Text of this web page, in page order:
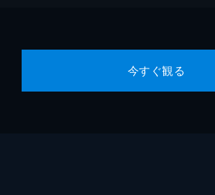
今すぐ観る